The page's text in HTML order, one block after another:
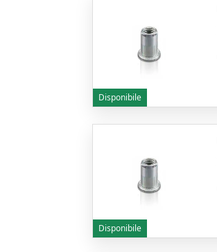
Disponibile
Disponibile